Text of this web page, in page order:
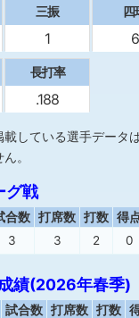
三振
1
四
6
長打率
.188
載している選手データ
。
グ戦
合数 打席数 打数 得
3 3 2 0
績(2026年春季)
試合数 打席数 打数